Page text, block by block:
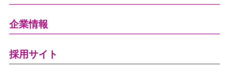
企業情報
採用サイト